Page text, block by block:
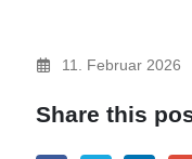
11. Februar 2026
Share this